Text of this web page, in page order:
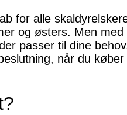
for alle
og østers. Men
passer til dine
når du